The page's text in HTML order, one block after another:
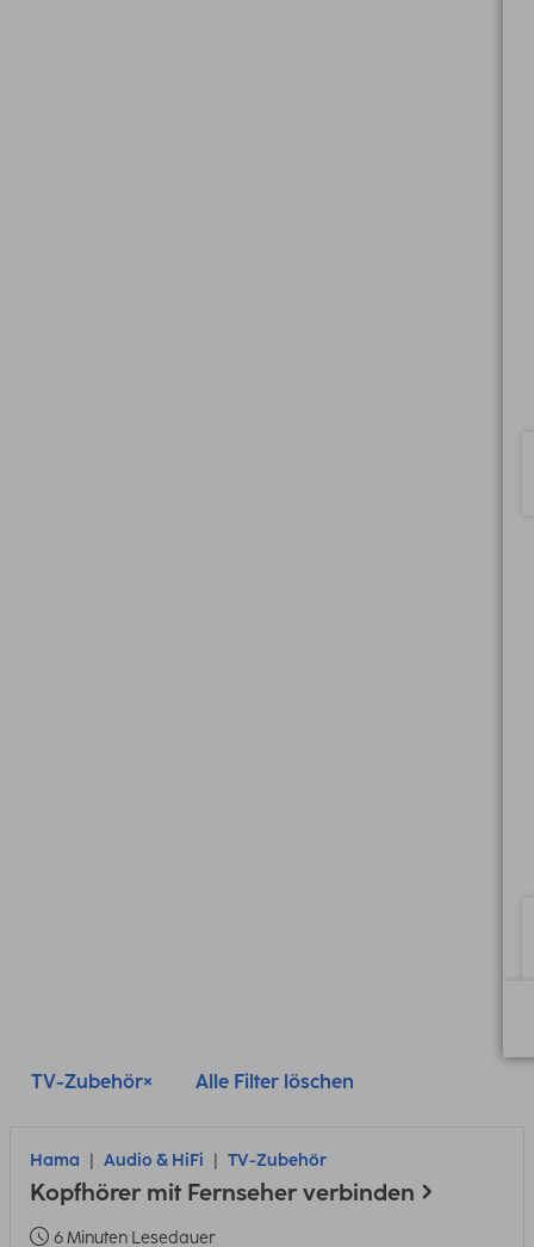
TV-Zubehör Alle Filter löschen
Hama Audio & HiFi TV-Zubehör
Kopfhörer mit Fernseher verbinden
6 Minuten Lesedauer